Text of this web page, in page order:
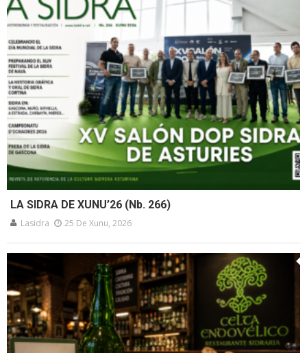
LA SIDRA DE XUNU’26 (Nb. 266)
Lasidra 25 De Xunu, 2026